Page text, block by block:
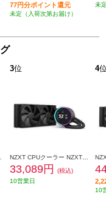
77円分ポイント還元
未定（入荷次第お届け）
未
3位
NZXT CPUクーラー NZXT Kraken Elite 240 v2 Black RL-KN24E-B2
33,089円
(税込)
10営業日
4
10